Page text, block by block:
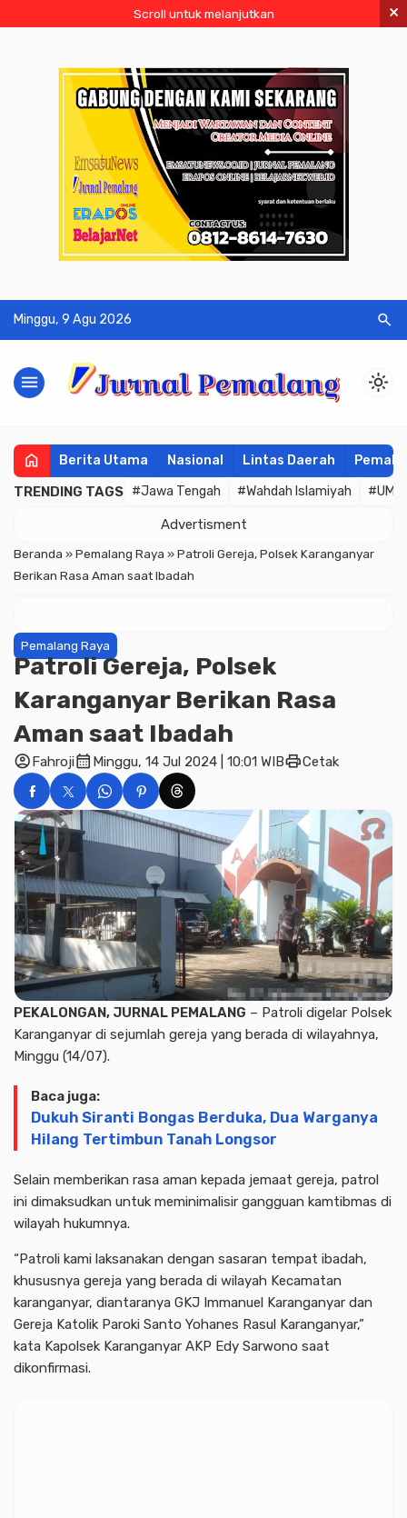
Scroll untuk melanjutkan ×
Minggu, 9 Agu 2026 search
menu light_mode
home Berita Utama Nasional Lintas Daerah
TRENDING TAGS #Jawa Tengah #Wahdah Islamiyah
Advertisment
Beranda »Pemalang Raya »Patroli Gereja, Polsek Karanganyar
Berikan Rasa Aman saat Ibadah
Pemalang Raya
Patroli Gereja, Polsek
Karanganyar Berikan Rasa
Aman saat Ibadah
account_circleFahrojicalendar_month Minggu, 14 Jul 2024 | 10:01 WIBprintCetak
PEKALONGAN, JURNAL PEMALANG – Patroli digelar Polsek
Karanganyar di sejumlah gereja yang berada di wilayahnya,
Minggu (14/07).
Baca juga:
Dukuh Siranti Bongas Berduka, Dua Warganya
Hilang Tertimbun Tanah Longsor
Selain memberikan rasa aman kepada jemaat gereja, patrol
ini dimaksudkan untuk meminimalisir gangguan kamtibmas di
wilayah hukumnya.
“Patroli kami laksanakan dengan sasaran tempat ibadah,
khususnya gereja yang berada di wilayah Kecamatan
karanganyar, diantaranya GKJ Immanuel Karanganyar dan
Gereja Katolik Paroki Santo Yohanes Rasul Karanganyar,”
kata Kapolsek Karanganyar AKP Edy Sarwono saat
dikonfirmasi.